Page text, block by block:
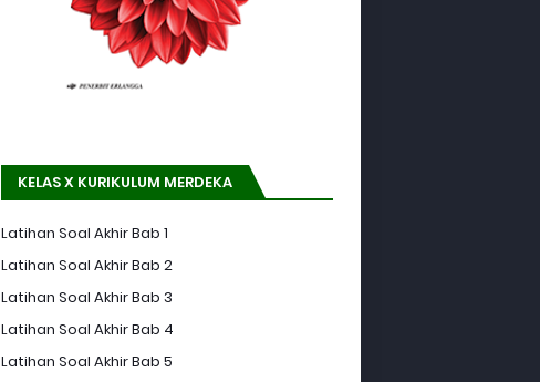
KELAS X KURIKULUM MERDEKA
Latihan Soal Akhir Bab 1
Latihan Soal Akhir Bab 2
Latihan Soal Akhir Bab 3
Latihan Soal Akhir Bab 4
Latihan Soal Akhir Bab 5